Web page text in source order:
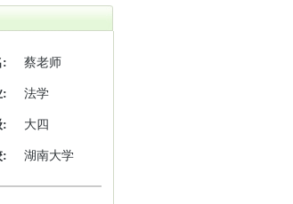
: 蔡老师
: 法学
: 大四
: 湖南大学